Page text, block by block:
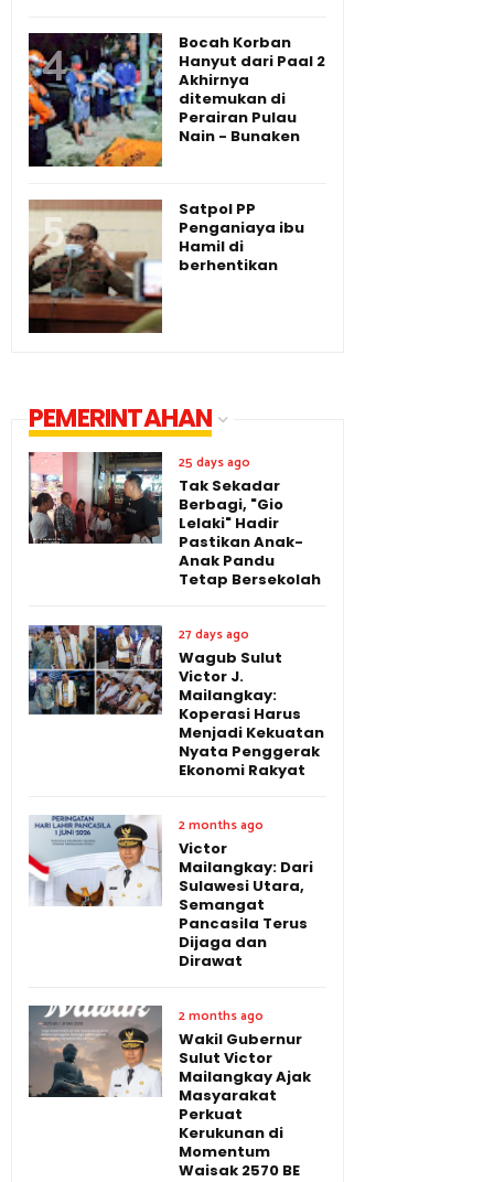
Bocah Korban
Hanyut dari Paal 2
Akhirnya
ditemukan di
Perairan Pulau
Nain - Bunaken
Satpol PP
Penganiaya ibu
Hamil di
berhentikan
PEMERINTAHAN
25 days ago
Tak Sekadar
Berbagi, "Gio
Lelaki" Hadir
Pastikan Anak-
Anak Pandu
Tetap Bersekolah
27 days ago
Wagub Sulut
Victor J.
Mailangkay:
Koperasi Harus
Menjadi Kekuatan
Nyata Penggerak
Ekonomi Rakyat
2 months ago
Victor
Mailangkay: Dari
Sulawesi Utara,
Semangat
Pancasila Terus
Dijaga dan
Dirawat
2 months ago
Wakil Gubernur
Sulut Victor
Mailangkay Ajak
Masyarakat
Perkuat
Kerukunan di
Momentum
Waisak 2570 BE